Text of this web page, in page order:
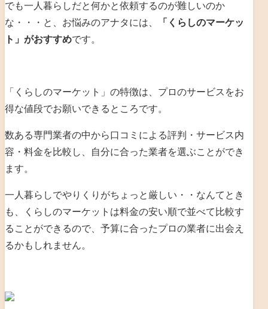
でも一人暮らしだと何かと依頼するのが難しいのか
な・・・と、お悩みのアナタには、
「くらしのマーケッ
ト」がおすすめです。
「くらしのマーケット」の特徴は、プロのサービスをお
得な値段でお願いできるところです。
数ある専門業者の中から口コミによる評判・サービス内
容・料金を比較し、自分に合った業者を選ぶことができ
ます。
一人暮らしでやりくりがちょっと厳しい・・なんてとき
も、くらしのマーケットは料金の安い順で並べて比較す
ることができるので、予算に合ったプロの業者に出会え
るかもしれません。